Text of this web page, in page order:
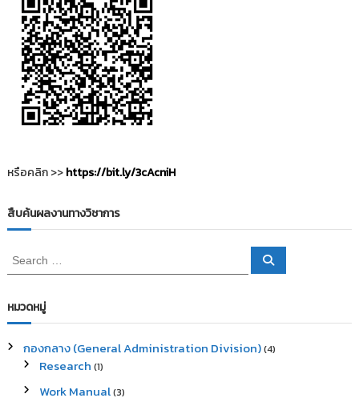
อ
ง
หรือคลิก >>https://bit.ly/3cAcniH
สืบค้นผลงานทางวิชาการ
e
r
c
f
S
หมวดหมู่
กองกลาง (General Administration Division)(4)
Research (1)
Work Manual(3)